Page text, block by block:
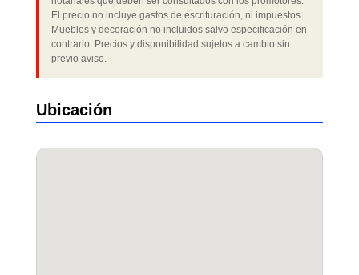
El precio no incluye gastos de escrituración, ni impuestos.
Muebles y decoración no incluidos salvo especificación en
contrario. Precios y disponibilidad sujetos a cambio sin
previo aviso.
Ubicación